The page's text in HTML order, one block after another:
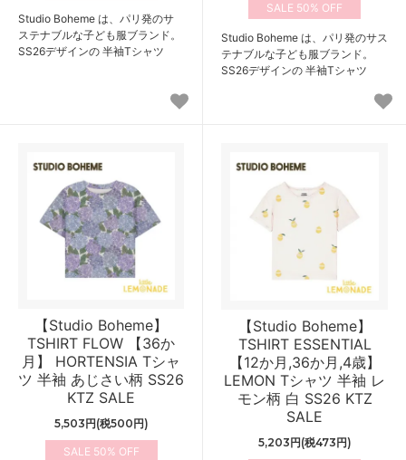
Studio Boheme は、パリ発のサ
ステナブルな子ども服ブランド。
SS26デザインの 半袖Tシャツ
50%
Studio Boheme は、パリ発のサス
テナブルな子ども服ブランド。
SS26デザインの 半袖Tシャツ
【Studio Boheme】
TSHIRT FLOW 【36か
月】 HORTENSIA Tシャ
ツ 半袖 あじさい柄 SS26
KTZ SALE
5,503円(税500円)
50%
【Studio Boheme】
TSHIRT ESSENTIAL
【12か月,36か月,4歳】
LEMON Tシャツ 半袖 レ
モン柄 白 SS26 KTZ
SALE
5,203円(税473円)